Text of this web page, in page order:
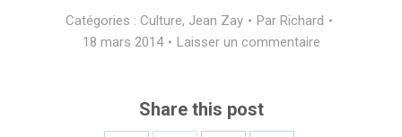
Catégories : Culture, Jean Zay Par Richard
18 mars 2014
Laisser un commentaire
Share this post